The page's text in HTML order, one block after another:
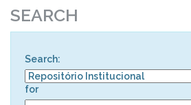
SEARCH
Search:
for